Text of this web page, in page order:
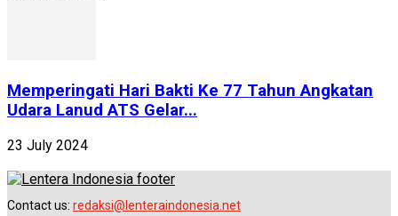
Memperingati Hari Bakti Ke 77 Tahun Angkatan
Udara Lanud ATS Gelar...
23 July 2024
Contact us: redaksi@lenteraindonesia.net